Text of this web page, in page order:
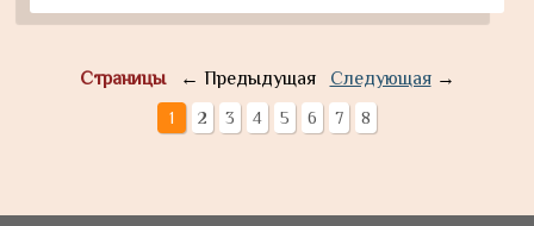
Страницы← Предыдущая Следующая→
1 2 3 4 5 6 7 8